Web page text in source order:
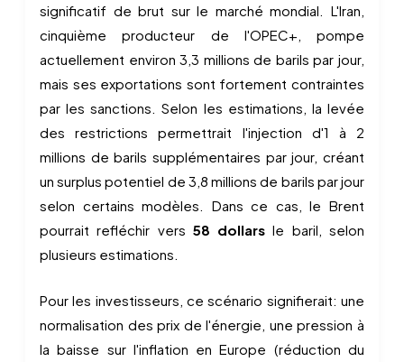
significatif de brut sur le marché mondial. L'Iran,
cinquième producteur de l'OPEC+, pompe
actuellement environ 3,3 millions de barils par jour,
mais ses exportations sont fortement contraintes
par les sanctions. Selon les estimations, la levée
des restrictions permettrait l'injection d'1 à 2
millions de barils supplémentaires par jour, créant
un surplus potentiel de 3,8 millions de barils par jour
selon certains modèles. Dans ce cas, le Brent
pourrait refléchir vers 58 dollars le baril, selon
plusieurs estimations.
Pour les investisseurs, ce scénario signifierait: une
normalisation des prix de l'énergie, une pression à
la baisse sur l'inflation en Europe (réduction du